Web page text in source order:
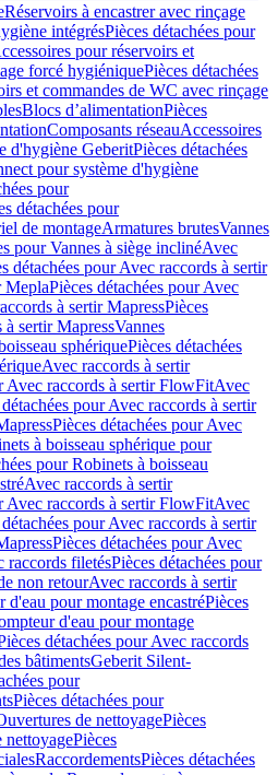
Réservoirs à encastrer avec rinçage
intégrésPièces détachées pour
pour réservoirs et
forcé hygiéniquePièces détachées
et commandes de WC avec rinçage
Blocs d’alimentationPièces
Composants réseauAccessoires
d'hygiène GeberitPièces détachées
pour système d'hygiène
pour
détachées pour
de montageArmatures brutesVannes
pour Vannes à siège inclinéAvec
détachées pour Avec raccords à sertir
MeplaPièces détachées pour Avec
à sertir MapressPièces
à sertir MapressVannes
sphériquePièces détachées
Avec raccords à sertir
Avec raccords à sertir FlowFitAvec
pour Avec raccords à sertir
Pièces détachées pour Avec
à boisseau sphérique pour
pour Robinets à boisseau
Avec raccords à sertir
Avec raccords à sertir FlowFitAvec
pour Avec raccords à sertir
Pièces détachées pour Avec
raccords filetésPièces détachées pour
non retourAvec raccords à sertir
d'eau pour montage encastréPièces
d'eau pour montage
détachées pour Avec raccords
bâtimentsGeberit Silent-
pour
Pièces détachées pour
de nettoyagePièces
nettoyagePièces
RaccordementsPièces détachées